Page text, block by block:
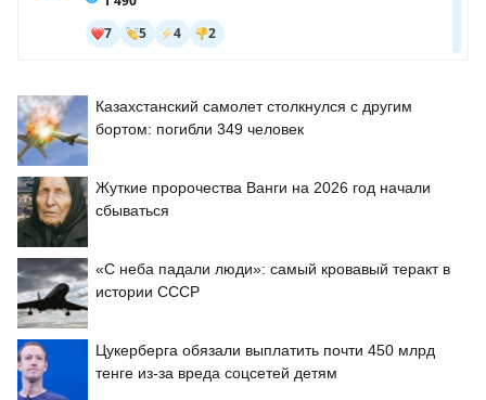
Казахстанский самолет столкнулся с другим
бортом: погибли 349 человек
Жуткие пророчества Ванги на 2026 год начали
сбываться
«С неба падали люди»: самый кровавый теракт в
истории СССР
Цукерберга обязали выплатить почти 450 млрд
тенге из-за вреда соцсетей детям